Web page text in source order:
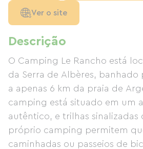
Descrição
O Camping Le Rancho está
da Serra de Albères, banhado
a apenas 6 km da praia de
camping está situado em um
autêntico, e trilhas
próprio camping permitem
caminhadas ou passeios de
Ver o site